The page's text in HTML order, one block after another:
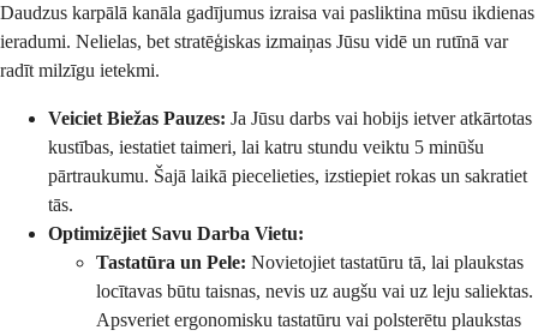
Daudzus karpālā kanāla gadījumus izraisa vai pasliktina mūsu ikdienas
ieradumi. Nelielas, bet stratēģiskas izmaiņas Jūsu vidē un rutīnā var
radīt milzīgu ietekmi.
Veiciet Biežas Pauzes: Ja Jūsu darbs vai hobijs ietver atkārtotas
kustības, iestatiet taimeri, lai katru stundu veiktu 5 minūšu
pārtraukumu. Šajā laikā piecelieties, izstiepiet rokas un sakratiet
tās.
Optimizējiet Savu Darba Vietu:
Tastatūra un Pele: Novietojiet tastatūru tā, lai plaukstas
locītavas būtu taisnas, nevis uz augšu vai uz leju saliektas.
Apsveriet ergonomisku tastatūru vai polsterētu plaukstas